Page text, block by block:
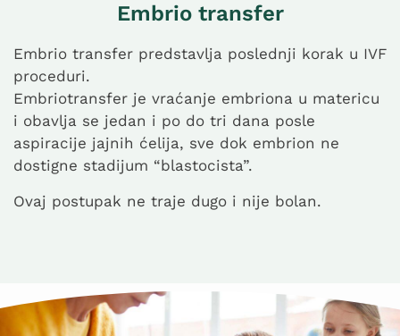
Embrio transfer
Embrio transfer predstavlja poslednji korak u IVF
proceduri.
Embriotransfer je vraćanje embriona u matericu
i obavlja se jedan i po do tri dana posle
aspiracije jajnih ćelija, sve dok embrion ne
dostigne stadijum “blastocista”.
Ovaj postupak ne traje dugo i nije bolan.